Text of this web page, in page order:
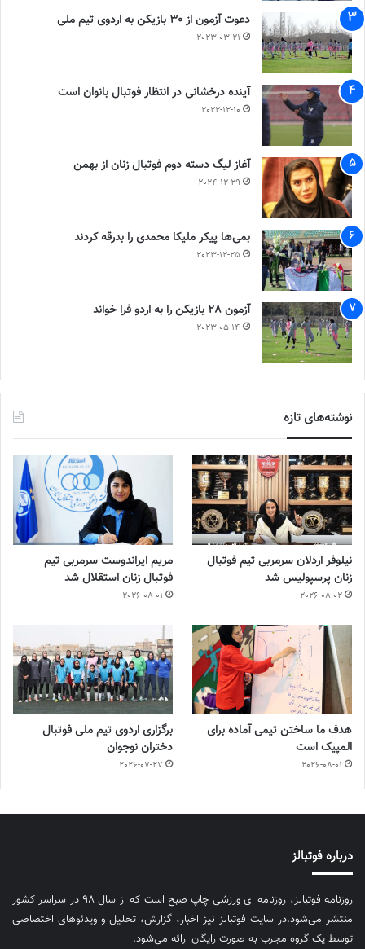
دعوت آزمون از 30 بازیکن به اردوی تیم ملی
2023-03-21
آینده درخشانی در انتظار فوتبال بانوان است
2022-12-10
آغاز لیگ دسته دوم فوتبال زنان از بهمن
2024-12-29
بمی‌ها پیکر ملیکا محمدی را بدرقه کردند
2023-12-25
آزمون 28 بازیکن را به اردو فرا خواند
2023-05-14
نوشته‌های تازه
نیلوفر اردلان سرمربی تیم فوتبال
زنان پرسپولیس شد
2026-08-02
مریم ایراندوست سرمربی تیم
فوتبال زنان استقلال شد
2026-08-01
هدف ما ساختن تیمی آماده برای
المپیک است
2026-08-01
برگزاری اردوی تیم ملی فوتبال
دختران نوجوان
2026-07-27
درباره فوتبالز
روزنامه فوتبالز، روزنامه ای ورزشی چاپ صبح است که از سال ۹۸ در سراسر کشور
منتشر می‌شود.در سایت فوتبالز نیز اخبار، گزارش، تحلیل و ویدئوهای اختصاصی
توسط یک گروه مجرب به صورت رایگان ارائه می‌شود.